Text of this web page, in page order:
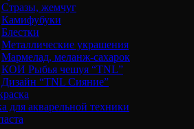
Стразы, жемчуг
Камифубуки
Блестки
Металлические украшения
Мармелад, меланж-сахарок
КОИ Рыбья чешуя “TNL”
Дизайн “TNL Сияние”
для акварельной техники